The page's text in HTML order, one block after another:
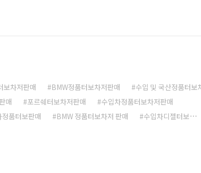
보차저판매 BMW정품터보차저판매
수입 및 국산정품터보
매
포르쉐터보차저판매
수입차정품터보차저판매
품터보판매
BMW 정품터보차저 판매
수입차디젤터보